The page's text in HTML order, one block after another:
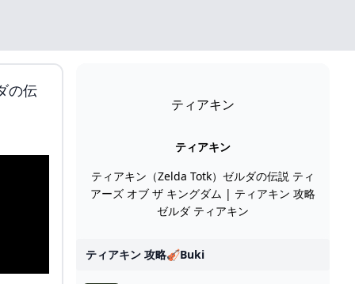
の伝
ティアキン
ティアキン
ティアキン（Zelda Totk）ゼルダの伝説 ティ
アーズ オブ ザ キングダム | ティアキン 攻略
ゼルダ ティアキン
ティアキン 攻略🎻buki